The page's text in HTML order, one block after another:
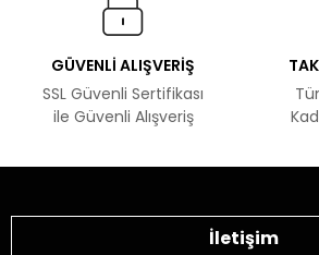
GÜVENLİ ALIŞVERİŞ
SSL Güvenli Sertifikası
ile Güvenli Alışveriş
İletişim